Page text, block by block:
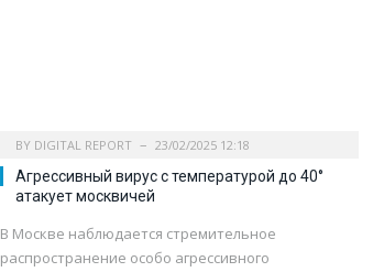
BY DIGITAL REPORT 23/02/2025 12:18
Агрессивный вирус с температурой до 40°
атакует москвичей
В Москве наблюдается стремительное
распространение особо агрессивного